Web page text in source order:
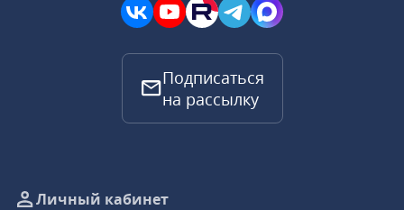
Подписаться
на рассылку
Личный кабинет